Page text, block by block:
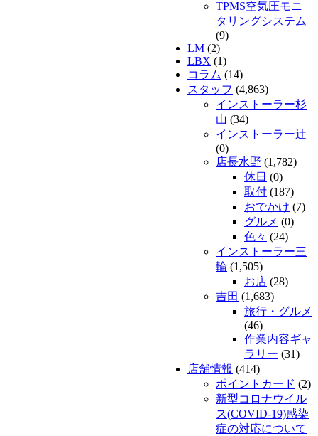
TPMS空気圧モニ
タリングシステム
(9)
LM (2)
LBX (1)
コラム (14)
スタッフ (4,863)
インストーラー杉
山 (34)
インストーラー辻
(0)
店長水野 (1,782)
休日 (0)
取付 (187)
おでかけ (7)
グルメ (0)
色々 (24)
インストーラー三
輪 (1,505)
お店 (28)
吉田 (1,683)
旅行・グルメ
(46)
作業内容ギャ
ラリー (31)
店舗情報 (414)
ポイントカード (2)
新型コロナウイル
ス(COVID-19)感染
症の対応について